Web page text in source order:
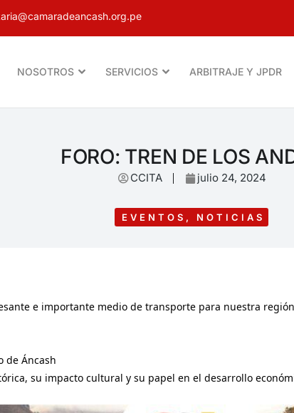
NOSOTROS SERVICIOS ARBITRAJE Y JPDR
FORO: TREN DE LOS
CCITA julio 24, 2024
EVENTOS , NOTICIAS
e importante medio de transporte para nuestra
de Áncash
su impacto cultural y su papel en el desarrollo